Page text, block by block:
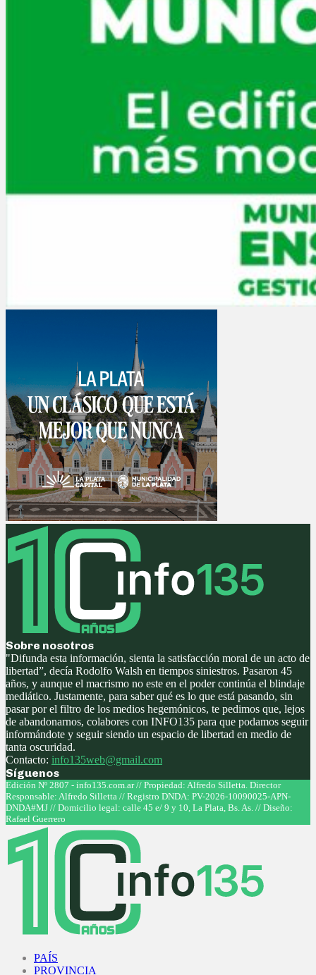
Sobre nosotros
"Difunda esta información, sienta la satisfacción moral de un acto de
libertad”, decía Rodolfo Walsh en tiempos siniestros. Pasaron 45
años, y aunque el macrismo no este en el poder continúa el blindaje
mediático. Justamente, para saber qué es lo que está pasando, sin
pasar por el filtro de los medios hegemónicos, te pedimos que, lejos
de abandonarnos, colabores con INFO135 para que podamos seguir
informándote y seguir siendo un espacio de libertad en medio de
tanta oscuridad.
Contacto: info135web@gmail.com
Síguenos
Facebook
Twitter
Instagram
Youtube
Edición Nº 2807 - info135.com.ar // Propiedad: Alfredo Silletta. Director
Responsable: Alfredo Silletta // Registro DNDA: PV-2026-10090025-APN-
DNDA#MJ // Domicilio legal: calle 45 e/ 9 y 10, La Plata, Bs. As. // Diseño:
Rafael Guerrero
PAÍS
PROVINCIA